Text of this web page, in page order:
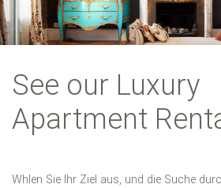
See our Luxury
Apartment
Whlen Sie Ihr Ziel aus, und die Suche